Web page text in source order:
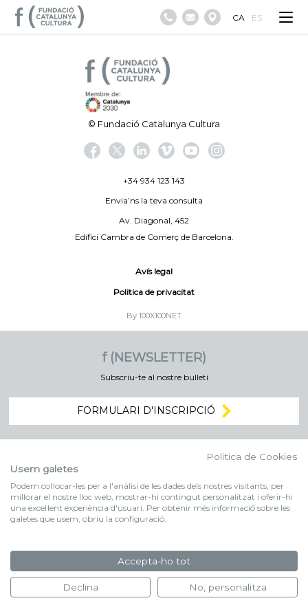
CA ES
© Fundació Catalunya Cultura
+34 934 123 143
Envia’ns la teva consulta
Av. Diagonal, 452
Edifici Cambra de Comerç de Barcelona.
Avís legal
Politica de privacitat
By 100X100NET
f (NEWSLETTER)
Subscriu-te al nostre bulletí
FORMULARI D'INSCRIPCIÓ
Politica de Cookies
Usem galetes
Podem col·locar-les per a l'anàlisi de les dades dels nostres visitants, per
millorar el nostre lloc web, mostrar-hi contingut personalitzat i oferir-hi
una excel·lent experiència d'usuari. Per obtenir més informació sobre les
galetes que usem, obriu la configuració.
Accepta-ho tot
Declina No, personalitza